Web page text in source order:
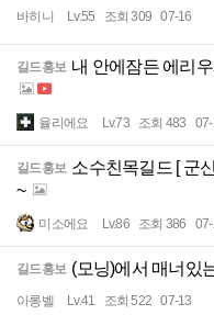
바히니 Lv.55 조회 309 07-16
길드홍보 내 안에잠든 에리
율리에요 Lv.73 조회 483
길드홍보 소수친목길드 [ 군
~
미소에요 Lv.86 조회 386
길드홍보 (모닝)에서 매너있
아롱벨 Lv.41 조회 522 07-13